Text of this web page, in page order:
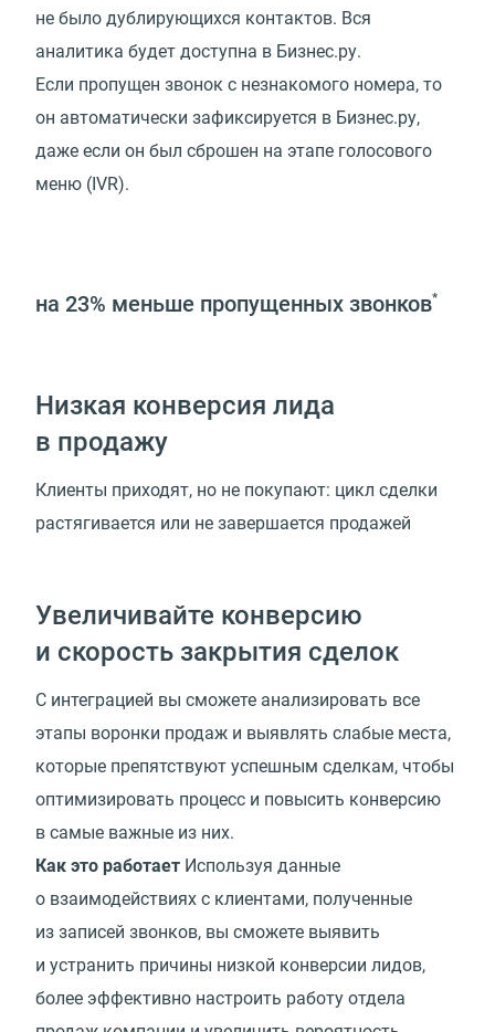
не было дублирующихся контактов. Вся
аналитика будет доступна в Бизнес.ру.
Если пропущен звонок с незнакомого номера, то
он автоматически зафиксируется в Бизнес.ру,
даже если он был сброшен на этапе голосового
меню (IVR).
на 23% меньше пропущенных звонков*
Низкая конверсия лида
в продажу
Клиенты приходят, но не покупают: цикл сделки
растягивается или не завершается продажей
Увеличивайте конверсию
и скорость закрытия сделок
С интеграцией вы сможете анализировать все
этапы воронки продаж и выявлять слабые места,
которые препятствуют успешным сделкам, чтобы
оптимизировать процесс и повысить конверсию
в самые важные из них.
Как это работает Используя данные
о взаимодействиях с клиентами, полученные
из записей звонков, вы сможете выявить
и устранить причины низкой конверсии лидов,
более эффективно настроить работу отдела